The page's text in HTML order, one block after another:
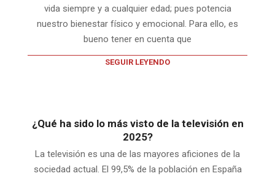
vida siempre y a cualquier edad; pues potencia
nuestro bienestar físico y emocional. Para ello, es
bueno tener en cuenta que
SEGUIR LEYENDO
¿Qué ha sido lo más visto de la televisión en
2025?
La televisión es una de las mayores aficiones de la
sociedad actual. El 99,5% de la población en España